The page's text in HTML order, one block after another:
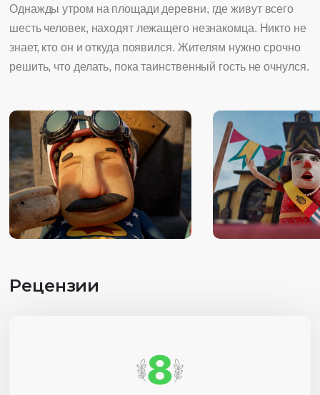
Однажды утром на площади деревни, где живут всего
шесть человек, находят лежащего незнакомца. Никто не
знает, кто он и откуда появился. Жителям нужно срочно
решить, что делать, пока таинственный гость не очнулся.
Рецензии
8